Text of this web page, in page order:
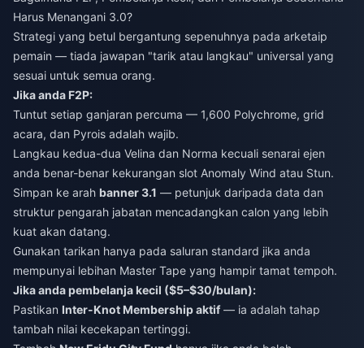
Harus Menangani 3.0?
Strategi yang betul bergantung sepenuhnya pada arketaip
pemain — tiada jawapan "tarik atau langkau" universal yang
sesuai untuk semua orang.
Jika anda F2P:
Tuntut setiap ganjaran percuma — 1,600 Polychrome, grid
acara, dan Pyrois adalah wajib.
Langkau kedua-dua Velina dan Norma kecuali senarai ejen
anda benar-benar kekurangan slot Anomaly Wind atau Stun.
Simpan ke arah banner 3.1 — petunjuk daripada data dan
struktur pengarah jabatan mencadangkan calon yang lebih
kuat akan datang.
Gunakan tarikan hanya pada saluran standard jika anda
mempunyai lebihan Master Tape yang hampir tamat tempoh.
Jika anda pembelanja kecil ($5–$30/bulan):
Pastikan Inter-Knot Membership aktif— ia adalah tahap
tambah nilai kecekapan tertinggi.